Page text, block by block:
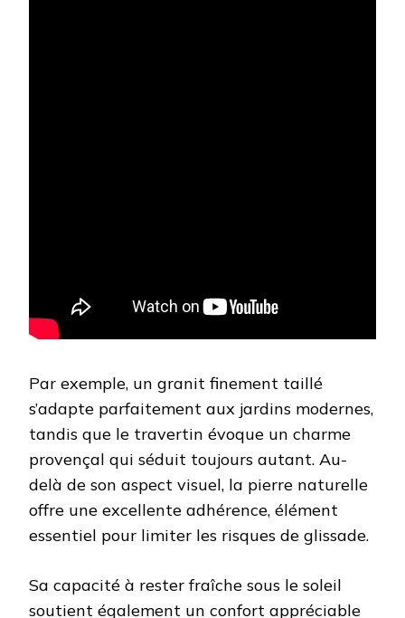
Par exemple, un granit finement taillé
s’adapte parfaitement aux jardins modernes,
tandis que le travertin évoque un charme
provençal qui séduit toujours autant. Au-
delà de son aspect visuel, la pierre naturelle
offre une excellente adhérence, élément
essentiel pour limiter les risques de glissade.
Sa capacité à rester fraîche sous le soleil
soutient également un confort appréciable